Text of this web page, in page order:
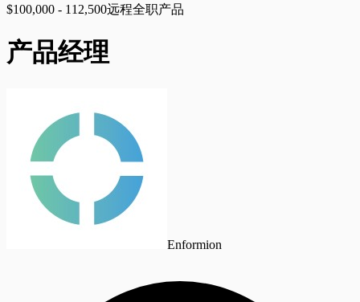
$100,000 - 112,500远程全职产品
产品经理
Enformion